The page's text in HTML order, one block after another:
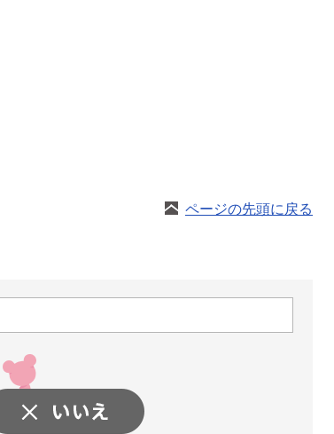
ページの先頭に戻る